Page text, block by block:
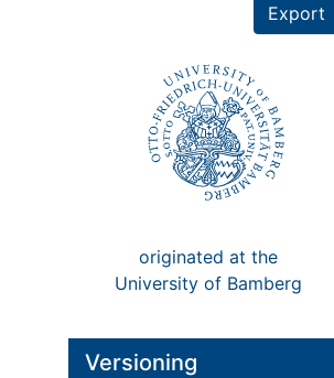
Export
originated at the
University of Bamberg
Versioning